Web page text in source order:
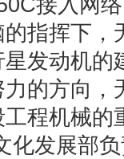
指挥下，
星发动机
的方向，
程机械的
化发展部